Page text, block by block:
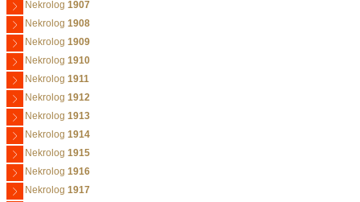
Nekrolog 1907
Nekrolog 1908
Nekrolog 1909
Nekrolog 1910
Nekrolog 1911
Nekrolog 1912
Nekrolog 1913
Nekrolog 1914
Nekrolog 1915
Nekrolog 1916
Nekrolog 1917